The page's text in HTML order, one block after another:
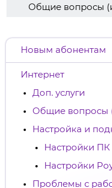
Новым абонентам
Интернет
Доп. услуги
Общие вопросы
Настройка и
Настройки ПК
Настройки
Проблемы с
Общие вопросы